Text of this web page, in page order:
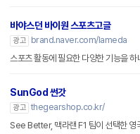
바야스던 바이원 스포츠고글
광고
brand.naver.com/lameda
스포츠 활동에 필요한 다양한 기능을
SunGod 썬갓
광고 thegearshop.co.kr/
See Better, 맥라랜 F1 팀이 선택한 영